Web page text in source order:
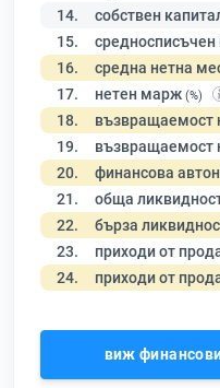
14. собствен
15. средносписъчен
16. средна нетна
17. нетен марж (%)
18. възвращаемост
19. възвращаемост
20. финансова
21. обща
22. бърза
23. приходи от
24. приходи от
виж